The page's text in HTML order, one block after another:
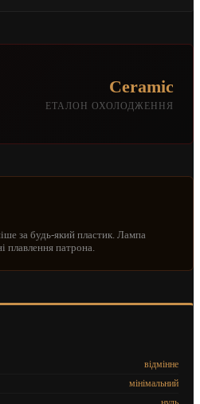
Ceramic
ЕТАЛОН ОХОЛОДЖЕННЯ
за будь-який пластик. Лампа
плавлення патрона.
відмінне
мінімальний